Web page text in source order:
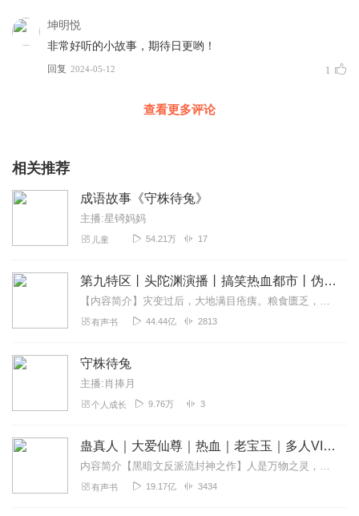
坤明悦
非常好听的小故事，期待日更哟！
回复 2024-05-12 1
查看更多评论
相关推荐
成语故事《守株待兔》
主播:星锜妈妈
儿童 54.21万 17
第九特区丨头陀渊演播丨搞笑热血都市丨伪戒丨VIP免费多人有声剧
【内容简介】灾变过后，大地满目疮痍。粮食匮乏，资源紧俏，局势混乱……一位从待规划区杀出来的青年，背对着漫天黄沙，孤身来到九区谋生，却不曾想偶然结识三五好友，一念...
有声书 44.44亿 2813
守株待兔
主播:肖捧月
个人成长 9.76万 3
蛊真人｜大爱仙尊｜热血｜老宝玉｜多人VIP免费有声剧
内容简介【黑暗文反派流封神之作】人是万物之灵，蛊是天地真精。一个穿越者不断重生的故事。一个养蛊、炼蛊、用蛊的奇特世界。配音组（男角色）老宝玉旁白...
有声书 19.17亿 3434